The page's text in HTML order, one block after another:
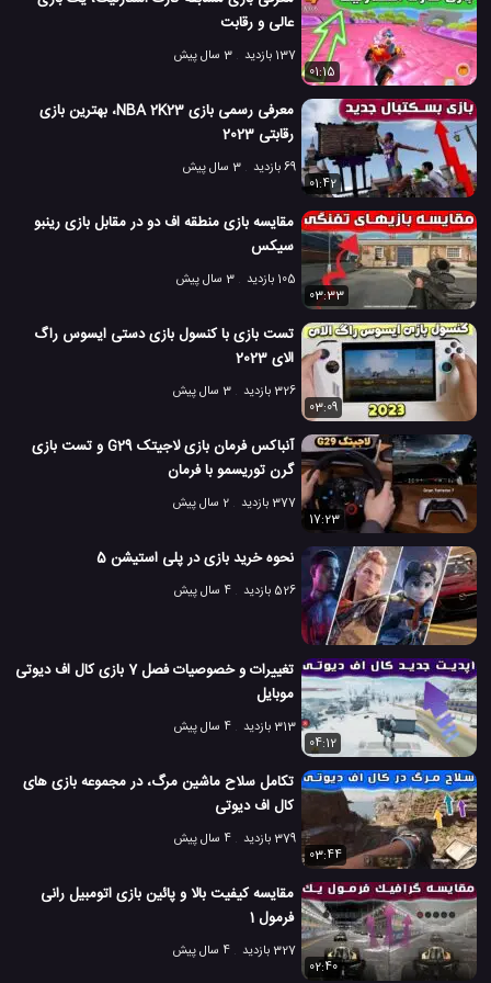
عالی و رقابت
137 بازدید
3 سال پیش
01:15
معرفی رسمی بازی NBA 2K23، بهترین بازی
رقابتی 2023
69 بازدید
3 سال پیش
01:42
مقایسه بازی منطقه اف دو در مقابل بازی رینبو
سیکس
105 بازدید
3 سال پیش
03:33
تست بازی با کنسول بازی دستی ایسوس راگ
الای 2023
326 بازدید
3 سال پیش
03:09
آنباکس فرمان بازی لاجیتک G29 و تست بازی
گرن توریسمو با فرمان
377 بازدید
2 سال پیش
17:23
نحوه خرید بازی در پلی استیشن 5
526 بازدید 4 سال پیش
تغییرات و خصوصیات فصل 7 بازی کال اف دیوتی
موبایل
313 بازدید
4 سال پیش
04:12
تکامل سلاح ماشین مرگ، در مجموعه بازی های
کال اف دیوتی
379 بازدید
4 سال پیش
03:44
مقایسه کیفیت بالا و پائین بازی اتومبیل رانی
فرمول 1
327 بازدید
4 سال پیش
02:40